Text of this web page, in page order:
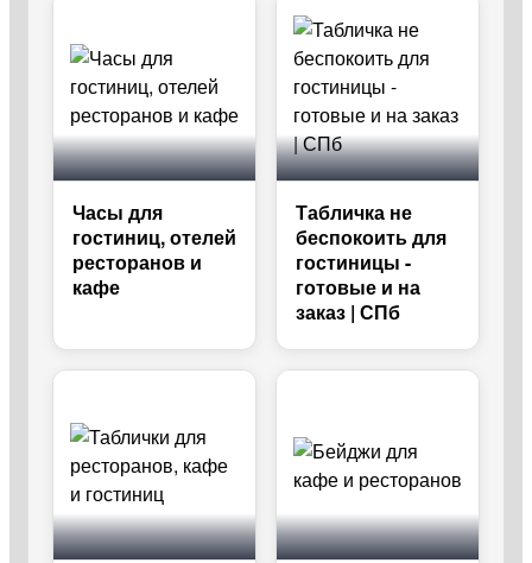
Часы для
гостиниц, отелей
ресторанов и
кафе
Табличка не
беспокоить для
гостиницы -
готовые и на
заказ | СПб